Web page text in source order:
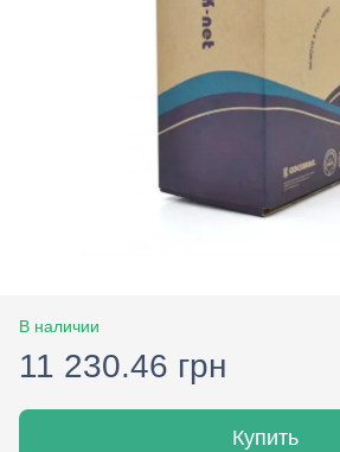
В наличии
11 230.46 грн
Купить